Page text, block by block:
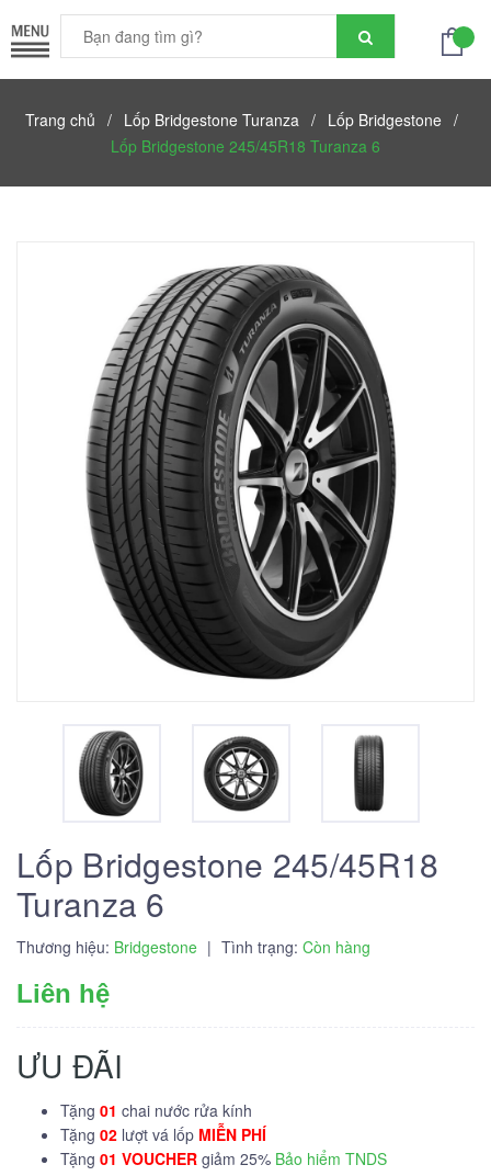
Trang chủ / Lốp Bridgestone Turanza / Lốp Bridgestone /
Lốp Bridgestone 245/45R18 Turanza 6
Lốp Bridgestone 245/45R18
Turanza 6
Thương hiệu: Bridgestone | Tình trạng: Còn hàng
Liên hệ
ƯU ĐÃI
Tặng 01 chai nước rửa kính
Tặng 02 lượt vá lốp MIỄN PHÍ
Tặng 01 VOUCHER giảm 25% Bảo hiểm TNDS